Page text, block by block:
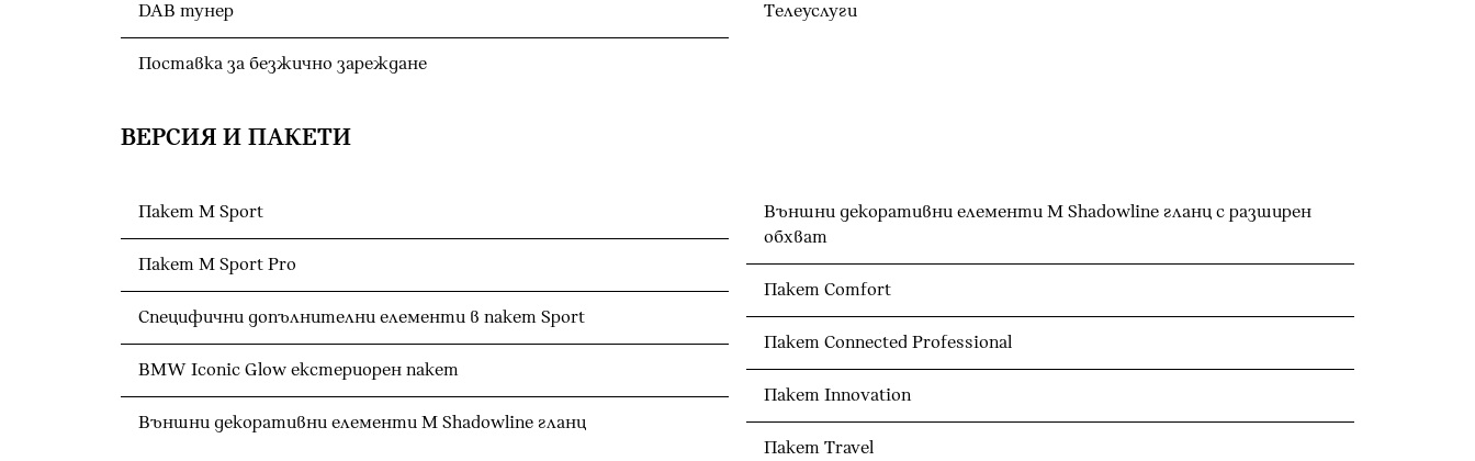
DAB тунер
Поставка за безжично зареждане
Телеуслуги
ВЕРСИЯ И ПАКЕТИ
Пакет M Sport
Пакет M Sport Pro
Специфични допълнителни елементи в пакет Sport
BMW Iconic Glow екстериорен пакет
Външни декоративни елементи M Shadowline гланц
Външни декоративни елементи M Shadowline гланц с разширен
обхват
Пакет Comfort
Пакет Connected Professional
Пакет Innovation
Пакет Travel